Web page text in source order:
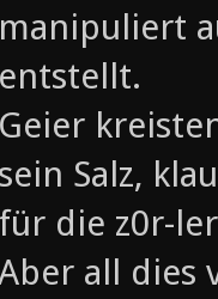
manipuliert
entstellt.
Geier
sein Salz,
für die z0r-
all dies